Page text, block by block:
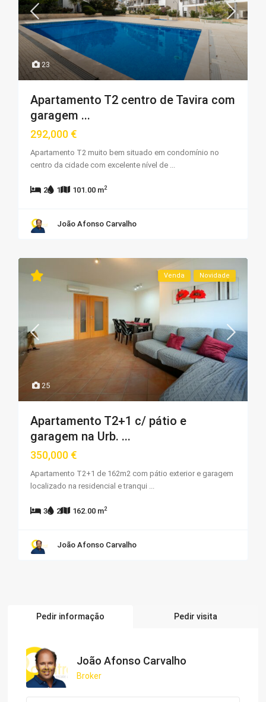
23
Apartamento T2 centro de Tavira com
garagem ...
292,000 €
Apartamento T2 muito bem situado em condomínio no
centro da cidade com excelente nível de ...
2 1 101.00 m2
João Afonso Carvalho
25
Venda Novidade
Apartamento T2+1 c/ pátio e
garagem na Urb. ...
350,000 €
Apartamento T2+1 de 162m2 com pátio exterior e garagem
localizado na residencial e tranqui ...
3 2 162.00 m2
João Afonso Carvalho
Pedir informação Pedir visita
João Afonso Carvalho
Broker